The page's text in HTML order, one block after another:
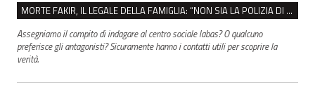
MORTE FAKIR, IL LEGALE DELLA FAMIGLIA: “NON SIA LA POLIZIA DI STATO A INDAGARE”
Assegniamo il compito di indagare al centro sociale labas? O qualcuno
preferisce gli antagonisti? Sicuramente hanno i contatti utili per scoprire la
verità.